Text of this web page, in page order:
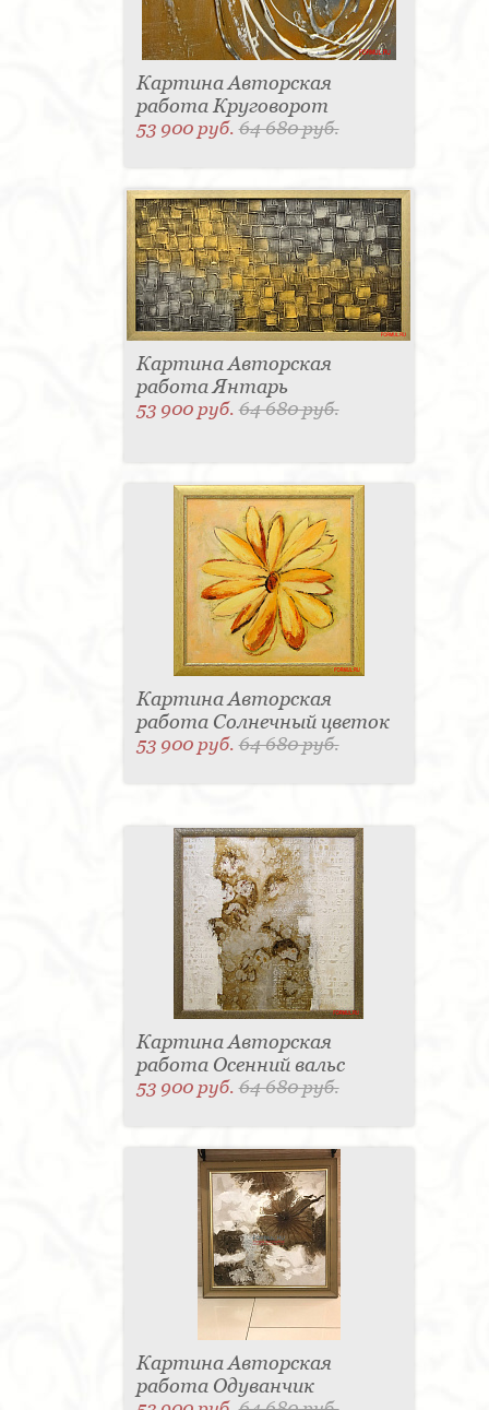
Картина Авторская
работа Круговорот
53 900 руб.64 680 руб.
Картина Авторская
работа Янтарь
53 900 руб.64 680 руб.
Картина Авторская
работа Солнечный цветок
53 900 руб.64 680 руб.
Картина Авторская
работа Осенний вальс
53 900 руб.64 680 руб.
Картина Авторская
работа Одуванчик